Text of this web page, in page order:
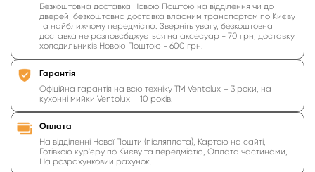
Безкоштовна доставка Новою Поштою на відділення чи до
дверей, безкоштовна доставка власним транспортом по Києву
та найближчому передмістю. Зверніть увагу, безкоштовна
доставка не розповсбджується на аксесуар - 70 грн, доставку
холодильників Новою Поштою - 600 грн.
Гарантія
Офіційна гарантія на всю техніку ТМ Ventolux – 3 роки, на
кухонні мийки Ventolux – 10 років.
Оплата
На відділенні Нової Пошти (післяплата), Картою на сайті,
Готівкою кур'єру по Києву та передмістю, Оплата частинами,
На розрахунковий рахунок.